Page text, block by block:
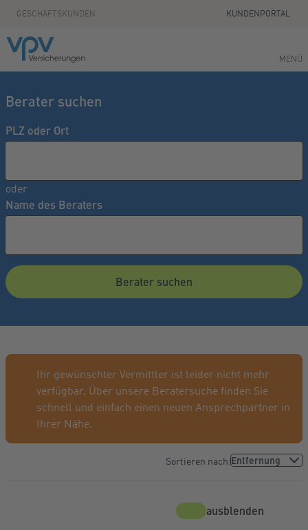
Zum Seiteninhalt springen
GESCHÄFTSKUNDEN KUNDENPORTAL
MENÜ
Berater suchen
PLZ oder Ort
oder
Name des Beraters
Berater suchen
Ihr gewünschter Vermittler ist leider nicht mehr
verfügbar. Über unsere Beratersuche finden Sie
schnell und einfach einen neuen Ansprechpartner in
Ihrer Nähe.
Sortieren nach:
Karte ausblenden